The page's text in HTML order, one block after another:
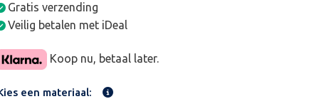
Gratis verzending
Veilig betalen met iDeal
Koop nu, betaal later.
een materiaal: